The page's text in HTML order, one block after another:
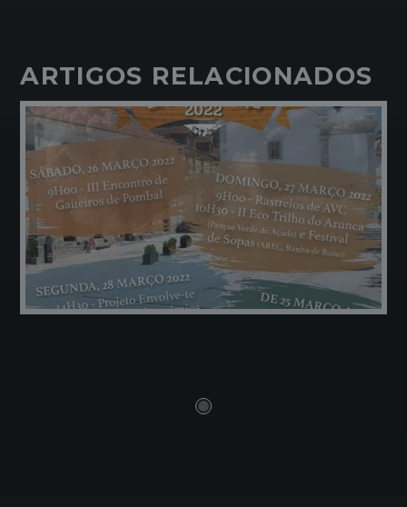
ARTIGOS RELACIONADOS